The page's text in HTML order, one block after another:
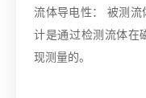
流体导电性： 被测
计是通过检测流体在
现测量的。